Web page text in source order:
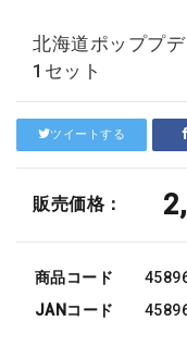
北海道ポッププ
1セット
ツイートする
販売価格：
商品コード
JANコード